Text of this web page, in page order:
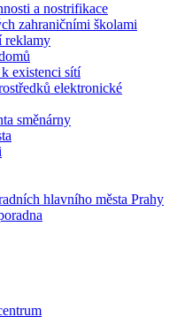
a nostrifikace
zahraničními školami
reklamy
existenci sítí
elektronické
směnárny
hlavního města Prahy